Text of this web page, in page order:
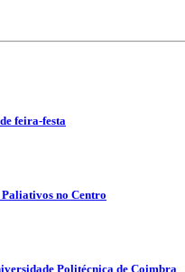
feira-festa
no Centro
Politécnica de Coimbra